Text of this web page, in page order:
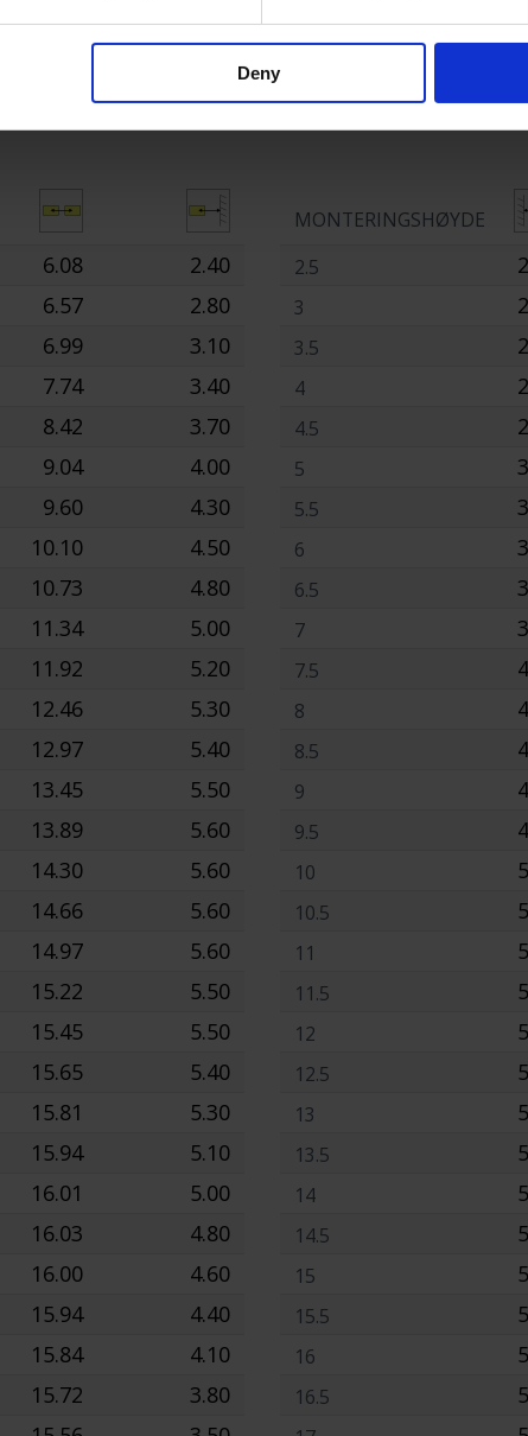
Deny
6.08 2.40
6.57 2.80
6.99 3.10
7.74 3.40
8.42 3.70
9.04 4.00
9.60 4.30
10.10 4.50
10.73 4.80
11.34 5.00
11.92 5.20
12.46 5.30
12.97 5.40
13.45 5.50
13.89 5.60
14.30 5.60
14.66 5.60
14.97 5.60
15.22 5.50
15.45 5.50
15.65 5.40
15.81 5.30
15.94 5.10
16.01 5.00
16.03 4.80
16.00 4.60
15.94 4.40
15.84 4.10
15.72 3.80
MONTERINGSHØYDE
2.5
3
3.5
4
4.5
5
5.5
6
6.5
7
7.5
8
8.5
9
9.5
10
10.5
11
11.5
12
12.5
13
13.5
14
14.5
15
15.5
16
16.5